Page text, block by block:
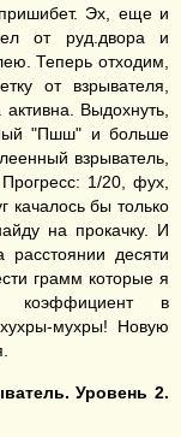
Эх, еще и
от руд.двора и
Теперь отходим,
от взрывателя,
Выдохнуть,
"Пшш" и больше
взрыватель,
1/20, фух,
качалось бы только
на прокачку. И
расстоянии десяти
грамм которые я
коэффициент в
мухры! Новую
. Уровень 2.